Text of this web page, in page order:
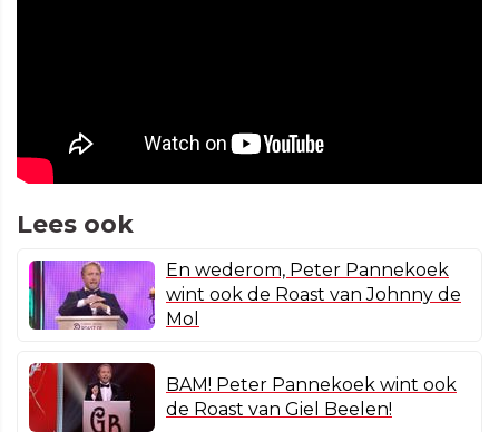
Lees ook
En wederom, Peter Pannekoek
wint ook de Roast van Johnny de
Mol
BAM! Peter Pannekoek wint ook
de Roast van Giel Beelen!